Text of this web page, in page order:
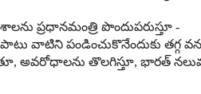
ప్రధానమంత్రి పొందుపరుస్తూ -
వాటిని పండించుకొనేందుకు తగ్గ
, అవరోధాలను తొలగిస్తూ, భారత్